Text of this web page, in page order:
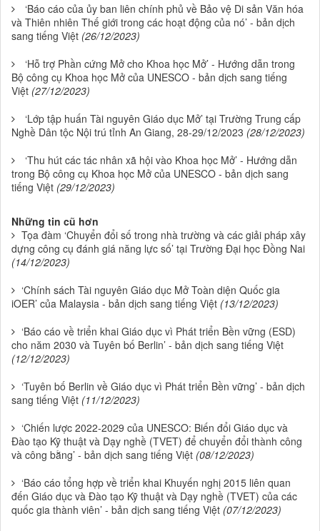
‘Báo cáo của ủy ban liên chính phủ về Bảo vệ Di sản Văn hóa
và Thiên nhiên Thế giới trong các hoạt động của nó’ - bản dịch
sang tiếng Việt (26/12/2023)
‘Hỗ trợ Phần cứng Mở cho Khoa học Mở’ - Hướng dẫn trong
Bộ công cụ Khoa học Mở của UNESCO - bản dịch sang tiếng
Việt (27/12/2023)
‘Lớp tập huấn Tài nguyên Giáo dục Mở’ tại Trường Trung cấp
Nghề Dân tộc Nội trú tỉnh An Giang, 28-29/12/2023 (28/12/2023)
‘Thu hút các tác nhân xã hội vào Khoa học Mở’ - Hướng dẫn
trong Bộ công cụ Khoa học Mở của UNESCO - bản dịch sang
tiếng Việt (29/12/2023)
Những tin cũ hơn
Tọa đàm ‘Chuyển đổi số trong nhà trường và các giải pháp xây
dựng công cụ đánh giá năng lực số’ tại Trường Đại học Đồng Nai
(14/12/2023)
‘Chính sách Tài nguyên Giáo dục Mở Toàn diện Quốc gia
iOER’ của Malaysia - bản dịch sang tiếng Việt (13/12/2023)
‘Báo cáo về triển khai Giáo dục vì Phát triển Bền vững (ESD)
cho năm 2030 và Tuyên bố Berlin’ - bản dịch sang tiếng Việt
(12/12/2023)
‘Tuyên bố Berlin về Giáo dục vì Phát triển Bền vững’ - bản dịch
sang tiếng Việt (11/12/2023)
‘Chiến lược 2022-2029 của UNESCO: Biến đổi Giáo dục và
Đào tạo Kỹ thuật và Dạy nghề (TVET) để chuyển đổi thành công
và công bằng’ - bản dịch sang tiếng Việt (08/12/2023)
‘Báo cáo tổng hợp về triển khai Khuyến nghị 2015 liên quan
đến Giáo dục và Đào tạo Kỹ thuật và Dạy nghề (TVET) của các
quốc gia thành viên’ - bản dịch sang tiếng Việt (07/12/2023)